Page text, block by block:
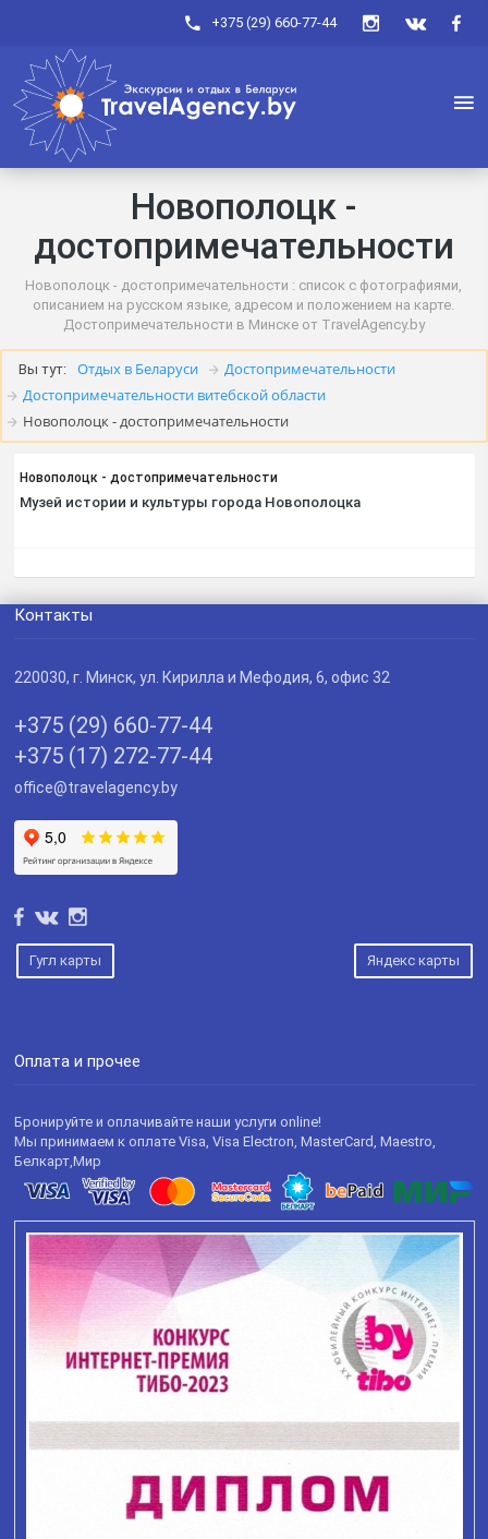
+375 (29) 660-77-44
Новополоцк -
достопримечательности
Новополоцк - достопримечательности : список с фотографиями,
описанием на русском языке, адресом и положением на карте.
Достопримечательности в Минске от TravelAgency.by
Вы тут: Отдых в Беларуси
Достопримечательности
Достопримечательности витебской области
Новополоцк - достопримечательности
Новополоцк - достопримечательности
Музей истории и культуры города Новополоцка
Контакты
220030, г. Минск, ул. Кирилла и Мефодия, 6, офис 32
+375 (29) 660-77-44
+375 (17) 272-77-44
office@travelagency.by
Гугл карты Яндекс карты
Оплата и прочее
Бронируйте и оплачивайте наши услуги online!
Мы принимаем к оплате Visa, Visa Electron, MasterCard, Maestro,
Белкарт,Мир